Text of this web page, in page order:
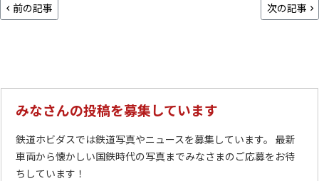
前の記事 次の記事
みなさんの投稿を募集しています
鉄道ホビダスでは鉄道写真やニュースを募集しています。 最新
車両から懐かしい国鉄時代の写真までみなさまのご応募をお待
ちしています！